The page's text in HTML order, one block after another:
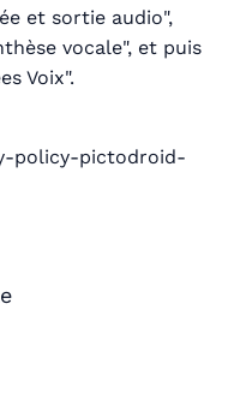
et sortie audio",
vocale", et puis
Voix".
policy-pictodroid-